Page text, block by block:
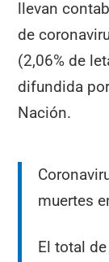
llevan
de
(2,06% de
difundida
Nación.
muertes
El total